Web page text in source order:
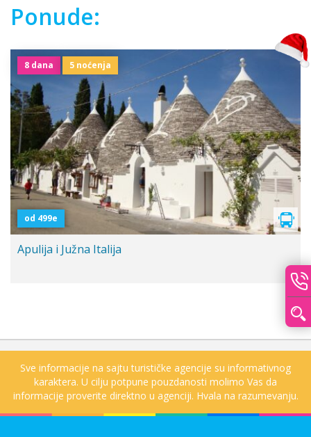
Ponude:
8 dana 5 noćenja
od 499e
Apulija i Južna Italija
Sve informacije na sajtu turističke agencije su informativnog
karaktera. U cilju potpune pouzdanosti molimo Vas da
informacije proverite direktno u agenciji. Hvala na razumevanju.